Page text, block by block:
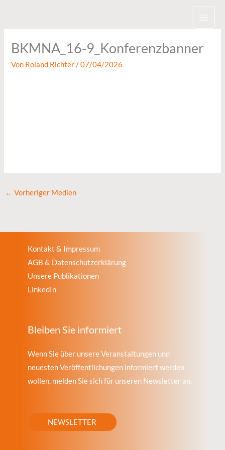
BKMNA_16-9_Konferenzbanner
Von Roland Richter/07/04/2026
← Vorheriger Medien
Kontakt & Impressum
AGB & Datenschutzerklärung
Unsere Publikationen
LinkedIn
Bleiben Sie informiert
Wenn Sie über unsere Veranstaltungen und
neuesten Veröffentlichungen informiert werden
wollen, melden Sie sich für unseren Newsletter an.
NEWSLETTER